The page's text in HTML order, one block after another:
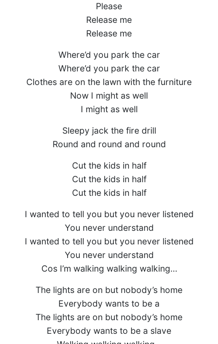
Please
Release me
Release me
Where’d you park the car
Where’d you park the car
Clothes are on the lawn with the furniture
Now I might as well
I might as well
Sleepy jack the fire drill
Round and round and round
Cut the kids in half
Cut the kids in half
Cut the kids in half
I wanted to tell you but you never listened
You never understand
I wanted to tell you but you never listened
You never understand
Cos I’m walking walking walking…
The lights are on but nobody’s home
Everybody wants to be a
The lights are on but nobody’s home
Everybody wants to be a slave